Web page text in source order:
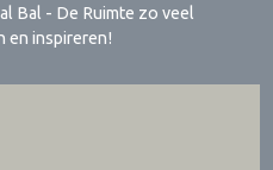
Bal - De Ruimte zo veel
en inspireren!